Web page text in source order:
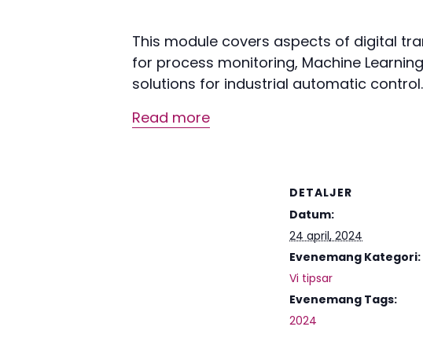
This module covers aspects of digital
for process monitoring, Machine
solutions for industrial automatic control.
Read more
DETALJER
Datum:
24 april, 2024
Evenemang Kategori:
Vi tipsar
Evenemang Tags:
2024